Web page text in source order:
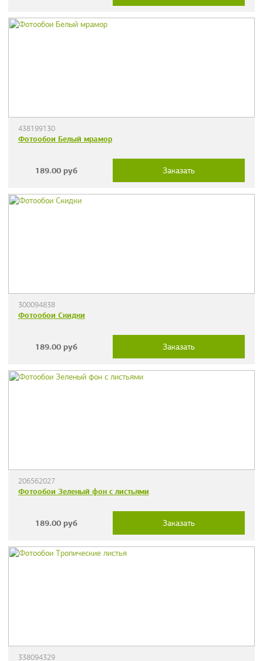
438199130
Фотообои Белый мрамор
189.00 руб Заказать
300094838
Фотообои Скидки
189.00 руб Заказать
206562027
Фотообои Зеленый фон с листьями
189.00 руб Заказать
338094329